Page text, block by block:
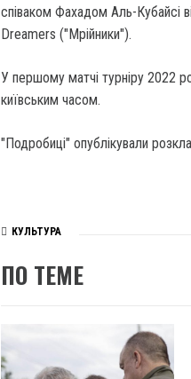
співаком Фахадом Аль-Кубайсі
Dreamers ("Мрійники").
У першому матчі турніру 2022
київським часом.
"Подробиці" опублікували
КУЛЬТУРА
ПО ТЕМЕ